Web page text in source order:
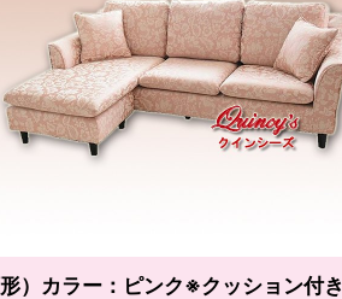
）カラー：ピンク※クッション付き